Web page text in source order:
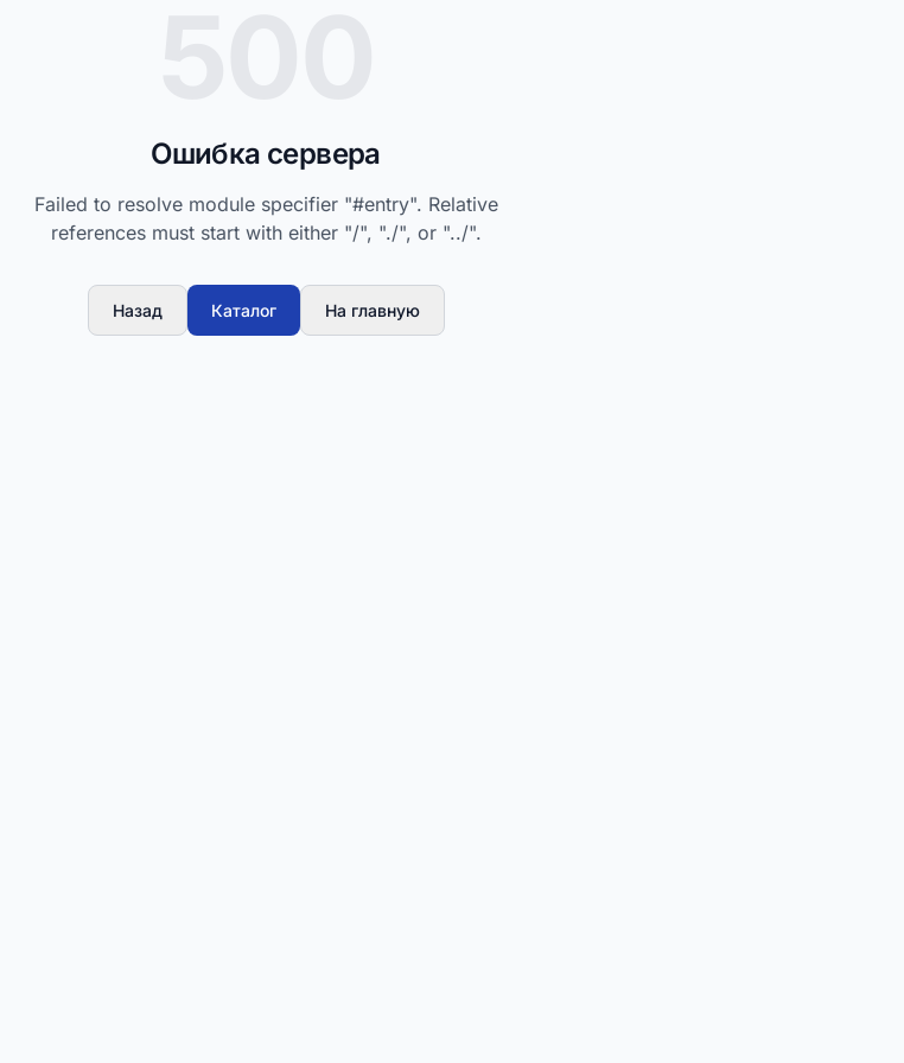
Ошибка сервера
Failed to resolve module specifier "#entry". Relative
references must start with either "/", "./", or "../".
Назад Каталог На главную